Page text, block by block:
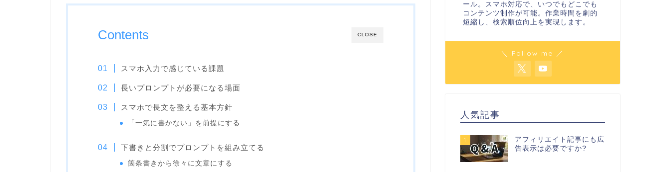
CLOSE
Contents
スマホ入力で感じている課題
長いプロンプトが必要になる場面
スマホで長文を整える基本方針
「一気に書かない」を前提にする
下書きと分割でプロンプトを組み立てる
箇条書きから徐々に文章にする
ール。スマホ対応で、いつでもどこでも
コンテンツ制作が可能。作業時間を劇的
短縮し、検索順位向上を実現します。
＼ Follow me ／
人気記事
1
アフィリエイト記事にも広
告表示は必要ですか?